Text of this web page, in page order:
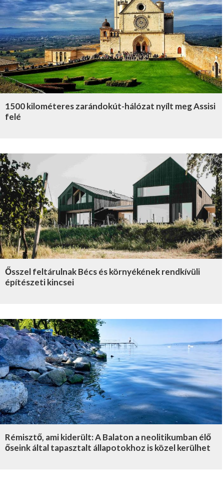
1500 kilométeres zarándokút-hálózat nyílt meg Assisi
felé
Ősszel feltárulnak Bécs és környékének rendkívüli
építészeti kincsei
Rémisztő, ami kiderült: A Balaton a neolitikumban élő
őseink által tapasztalt állapotokhoz is közel kerülhet